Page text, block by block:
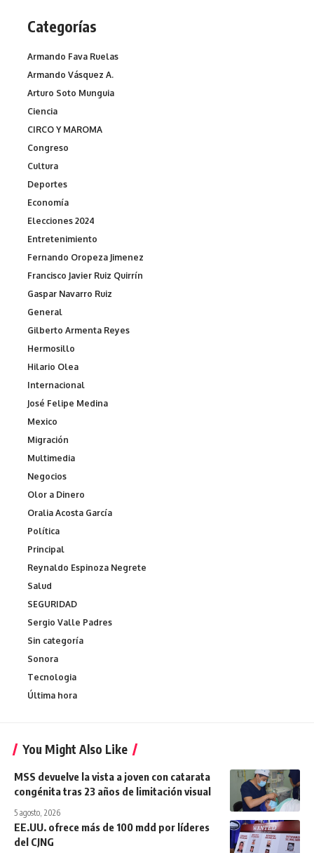
Categorías
Armando Fava Ruelas
Armando Vásquez A.
Arturo Soto Munguia
Ciencia
CIRCO Y MAROMA
Congreso
Cultura
Deportes
Economía
Elecciones 2024
Entretenimiento
Fernando Oropeza Jimenez
Francisco Javier Ruiz Quirrín
Gaspar Navarro Ruiz
General
Gilberto Armenta Reyes
Hermosillo
Hilario Olea
Internacional
José Felipe Medina
Mexico
Migración
Multimedia
Negocios
Olor a Dinero
Oralia Acosta García
Política
Principal
Reynaldo Espinoza Negrete
Salud
SEGURIDAD
Sergio Valle Padres
Sin categoría
Sonora
Tecnologia
Última hora
You Might Also Like
MSS devuelve la vista a joven con catarata
congénita tras 23 años de limitación visual
5 agosto, 2026
EE.UU. ofrece más de 100 mdd por líderes
del CJNG